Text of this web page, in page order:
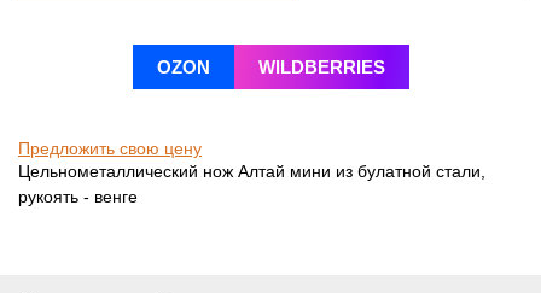
OZON WILDBERRIES
Предложить свою цену
Цельнометаллический нож Алтай мини из булатной стали,
рукоять - венге